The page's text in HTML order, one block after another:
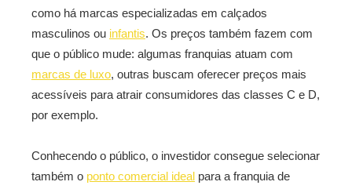
como há marcas especializadas em calçados
masculinos ou infantis. Os preços também fazem com
que o público mude: algumas franquias atuam com
marcas de luxo, outras buscam oferecer preços mais
acessíveis para atrair consumidores das classes C e D,
por exemplo.
Conhecendo o público, o investidor consegue selecionar
também o ponto comercial ideal para a franquia de